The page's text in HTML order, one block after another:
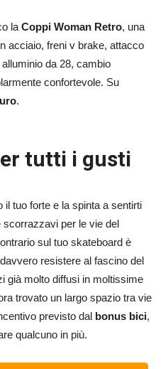
la Coppi Woman Retro, una
acciaio, freni v brake, attacco
da 28, cambio
confortevole. Su
.
tutti i gusti
il tuo forte e la spinta a sentirti
per le vie del
sul tuo skateboard è
resistere al fascino del
già molto diffusi in moltissime
trovato un largo spazio tra vie
previsto dal bonus bici,
qualcuno in più.